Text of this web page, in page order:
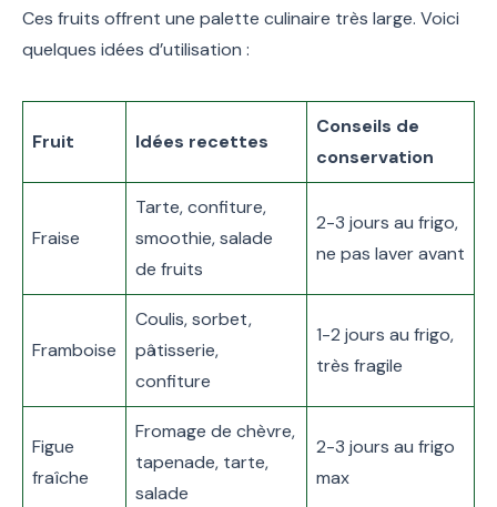
Ces fruits offrent une palette culinaire très large. Voici
quelques idées d’utilisation :
Fruit Idées recettes
Conseils de
conservation
Fraise
Tarte, confiture,
smoothie, salade
de fruits
2-3 jours au frigo,
ne pas laver avant
Framboise
Coulis, sorbet,
pâtisserie,
confiture
1-2 jours au frigo,
très fragile
Figue
fraîche
Fromage de chèvre,
tapenade, tarte,
salade
2-3 jours au frigo
max